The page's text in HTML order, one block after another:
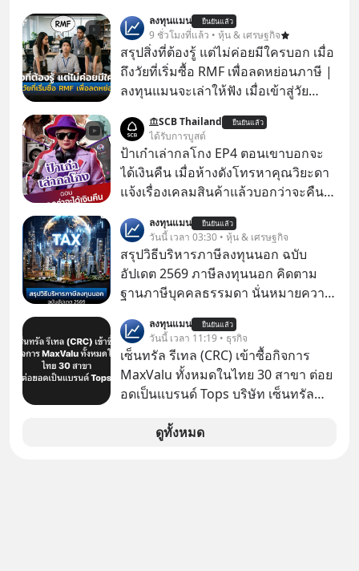
ลงทุนแมน ยืนยันแล้ว
9 ชั่วโมงที่แล้ว • หุ้น & เศรษฐกิจ
สรุปสิ่งที่ต้องรู้ แต่ไม่ค่อยมีใครบอก เมื่อ
ถึงวัยที่เริ่มซื้อ RMF เพื่อลดหย่อนภาษี |
ลงทุนแมนจะเล่าให้ฟัง เมื่อเข้าสู่วัย
ภาษี หลายคนมักได้รับคำแนะนำให้
ลงทุนใน RMF เพราะนอกจากจะช่วยลด
หย่อนภาษีได้แล้ว ยังเป็นโอกาสในการ
สร้างความมั่งคั่งระยะยาว แต่น้อยคน
อะไรบ้าง ควรดู ตรงไหน ทำอย่างไร ถึง
จะดีกับเรา แล้วเราควรรู้ข้อมูลอะไร
เกี่ยวกับ RMF บ้าง เพื่อให้นำไปใช้ต่อได้
จริง ๆ ลงทุนแมนจะเล่าให้ฟัง
SCB Thailand ยืนยันแล้ว
ได้รับการบูสต์
ป้าเก๋าเล่ากลโกง EP4 ตอนเขาบอกจะ
ได้เงินคืน เมื่อห้างดังโทรหาคุณวิยะดา
แจ้งเรื่องเคลมสินค้าแล้วบอกว่าจะคืน
เรื่องจ้อจี้ หาคำตอบได้ที่ “ป้าเก๋าเล่ากล
โกง” EP4 ตอน “เขาบอกว่าจะได้เงิน
คืน” #ป้าเก๋าเล่ากลโกง #แก้เกมกลโกง
#อยู่อย่างยั่งยืน #Cybersecurity #เตือน
ภัยออนไลน์
ลงทุนแมน ยืนยันแล้ว
วันนี้ เวลา 03:30 • หุ้น & เศรษฐกิจ
สรุปวิธีบริหารภาษีลงทุนนอก ฉบับ
อัปเดต 2569 ภาษีลงทุนนอก คิดตาม
ฐานภาษีบุคคลธรรมดา นั่นหมายความ
ลงทุนแมน ยืนยันแล้ว
วันนี้ เวลา 11:19 • ธุรกิจ
เซ็นทรัล รีเทล (CRC) เข้าซื้อกิจการ
MaxValu ทั้งหมดในไทย 30 สาขา ต่อย
อดเป็นแบรนด์ Tops บริษัท เซ็นทรัล
CRC แจ้งตลาดหลักทรัพย์ฯ ว่า บริษัท
ดูทั้งหมด